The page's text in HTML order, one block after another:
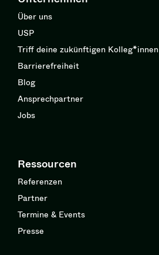
Über uns
USP
Triff deine zukünftigen Kolleg*innen
Barrierefreiheit
Blog
Ansprechpartner
Jobs
Ressourcen
Referenzen
Partner
Termine & Events
Presse